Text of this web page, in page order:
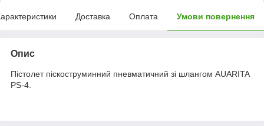
Доставка Оплата Умови повернення
Опис
Пістолет піскоструминний пневматичний зі шлангом AUARITA
PS-4.